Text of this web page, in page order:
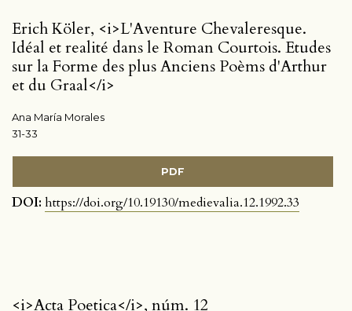
Erich Köler, <i>L'Aventure Chevaleresque.
Idéal et realité dans le Roman Courtois. Etudes
sur la Forme des plus Anciens Poèms d'Arthur
et du Graal</i>
Ana María Morales
31-33
PDF
DOI: https://doi.org/10.19130/medievalia.12.1992.33
<i>Acta Poetica</i>, núm. 12